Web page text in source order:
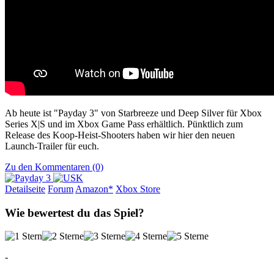
Ab heute ist "Payday 3" von Starbreeze und Deep Silver für Xbox
Series X|S und im Xbox Game Pass erhältlich. Pünktlich zum
Release des Koop-Heist-Shooters haben wir hier den neuen
Launch-Trailer für euch.
Zu den Kommentaren (0)
Detailseite Forum Amazon* Xbox Store
Wie bewertest du das Spiel?
-